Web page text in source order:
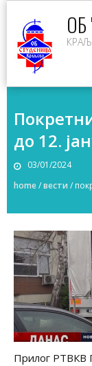
content
ОБ
до 12.
03/01/2024
home/вести /
Прилог РТВКВ